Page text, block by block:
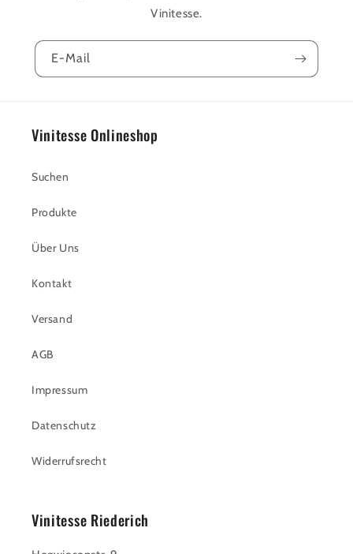
Vinitesse.
E-Mail
Vinitesse Onlineshop
Suchen
Produkte
Über Uns
Kontakt
Versand
AGB
Impressum
Datenschutz
Widerrufsrecht
Vinitesse Riederich